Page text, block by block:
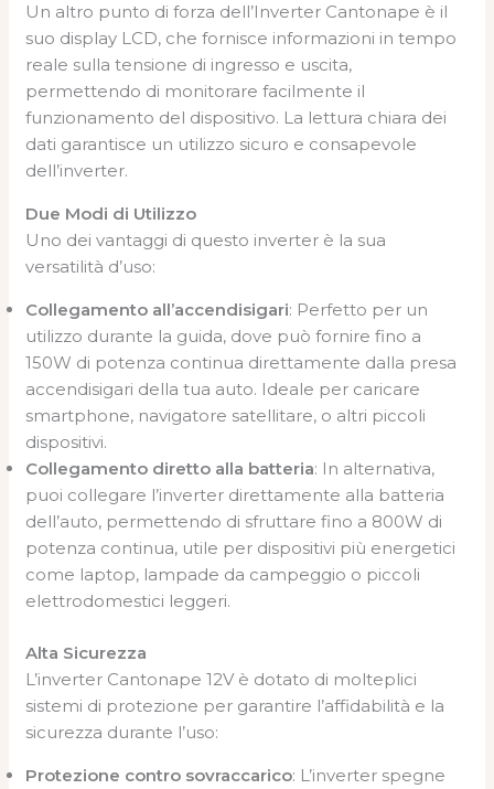
Un altro punto di forza dell’Inverter Cantonape è il
suo display LCD, che fornisce informazioni in tempo
reale sulla tensione di ingresso e uscita,
permettendo di monitorare facilmente il
funzionamento del dispositivo. La lettura chiara dei
dati garantisce un utilizzo sicuro e consapevole
dell’inverter.
Due Modi di Utilizzo
Uno dei vantaggi di questo inverter è la sua
versatilità d’uso:
Collegamento all’accendisigari: Perfetto per un
utilizzo durante la guida, dove può fornire fino a
150W di potenza continua direttamente dalla presa
accendisigari della tua auto. Ideale per caricare
smartphone, navigatore satellitare, o altri piccoli
dispositivi.
Collegamento diretto alla batteria: In alternativa,
puoi collegare l’inverter direttamente alla batteria
dell’auto, permettendo di sfruttare fino a 800W di
potenza continua, utile per dispositivi più energetici
come laptop, lampade da campeggio o piccoli
elettrodomestici leggeri.
Alta Sicurezza
L’inverter Cantonape 12V è dotato di molteplici
sistemi di protezione per garantire l’affidabilità e la
sicurezza durante l’uso:
Protezione contro sovraccarico: L’inverter spegne